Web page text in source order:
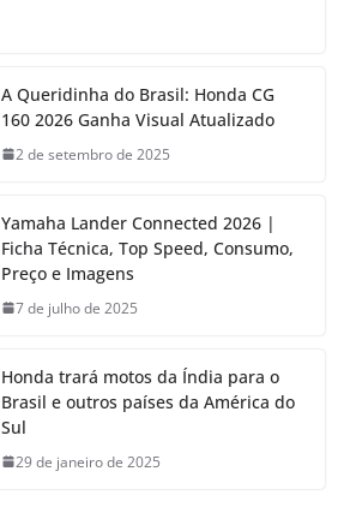
A Queridinha do Brasil: Honda CG
160 2026 Ganha Visual Atualizado
2 de setembro de 2025
Yamaha Lander Connected 2026 |
Ficha Técnica, Top Speed, Consumo,
Preço e Imagens
7 de julho de 2025
Honda trará motos da Índia para o
Brasil e outros países da América do
Sul
29 de janeiro de 2025